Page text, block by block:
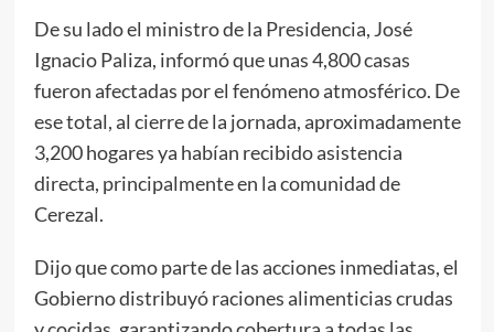
De su lado el ministro de la Presidencia, José
Ignacio Paliza, informó que unas 4,800 casas
fueron afectadas por el fenómeno atmosférico. De
ese total, al cierre de la jornada, aproximadamente
3,200 hogares ya habían recibido asistencia
directa, principalmente en la comunidad de
Cerezal.
Dijo que como parte de las acciones inmediatas, el
Gobierno distribuyó raciones alimenticias crudas